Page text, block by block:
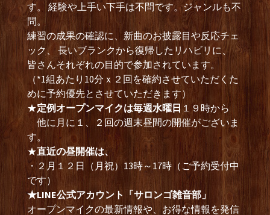
す。 経験や上手い下手は不問です。ジャンルも不
問。
練習の成果の確認に、新曲のお披露目や反応チェ
ック、 長いブランクから復帰したリハビリに、
皆さんそれぞれの目的で参加されています。
（*1組あたり10分ｘ２回を確約させていただくた
めに予約優先とさせていただきます）
★定例オープンマイクは毎週水曜日 １９時から
他に月に１、２回の週末昼間の開催がございま
す。
★直近の昼開催は、
・２月１２日（月祝）13時～17時（ご予約受付中
です）
★LINE公式アカウント「サロンゴ雑音部」
オープンマイクの最新情報や、お得な情報を発信